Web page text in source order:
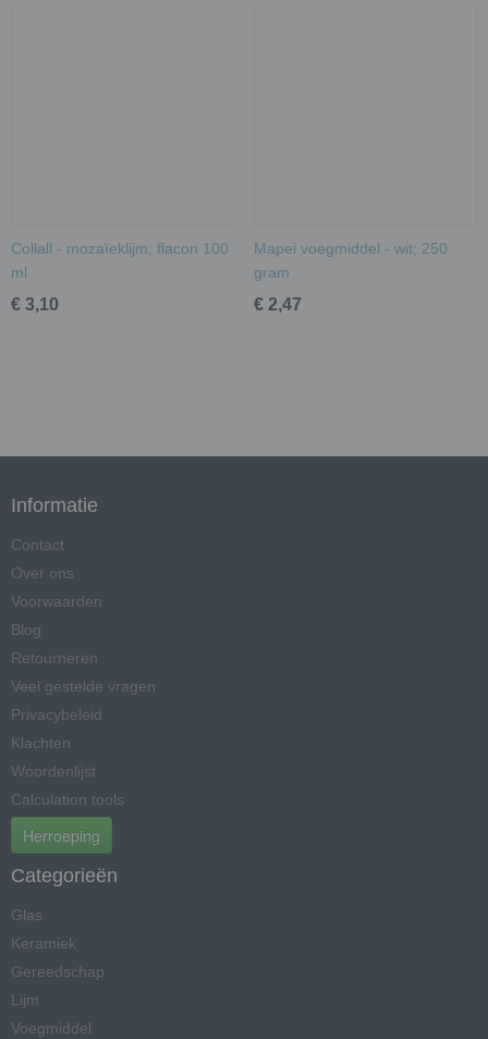
Collall - mozaïeklijm; flacon 100
ml
€ 3,10
Mapei voegmiddel - wit; 250
gram
€ 2,47
Informatie
Contact
Over ons
Voorwaarden
Blog
Retourneren
Veel gestelde vragen
Privacybeleid
Klachten
Woordenlijst
Calculation tools
Herroeping
Categorieën
Glas
Keramiek
Gereedschap
Lijm
Voegmiddel